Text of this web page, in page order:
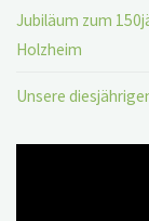
Jubiläum zum
Holzheim
Unsere